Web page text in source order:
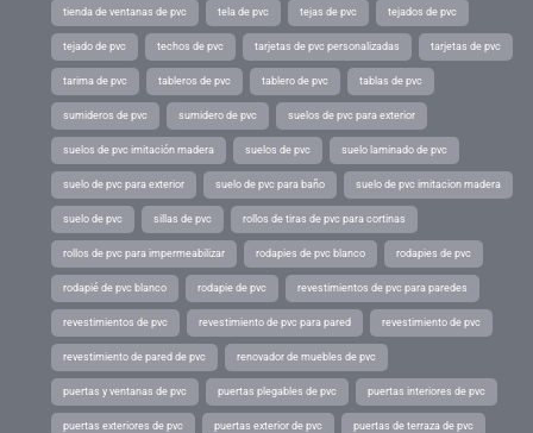
tienda de ventanas de pvc tela de pvc tejas de pvc tejados de pvc
tejado de pvc techos de pvc tarjetas de pvc personalizadas tarjetas de pvc
tarima de pvc tableros de pvc tablero de pvc tablas de pvc
sumideros de pvc sumidero de pvc suelos de pvc para exterior
suelos de pvc imitación madera suelos de pvc suelo laminado de pvc
suelo de pvc para exterior suelo de pvc para baño suelo de pvc imitacion madera
suelo de pvc sillas de pvc rollos de tiras de pvc para cortinas
rollos de pvc para impermeabilizar rodapies de pvc blanco rodapies de pvc
rodapié de pvc blanco rodapie de pvc revestimientos de pvc para paredes
revestimientos de pvc revestimiento de pvc para pared revestimiento de pvc
revestimiento de pared de pvc renovador de muebles de pvc
puertas y ventanas de pvc puertas plegables de pvc puertas interiores de pvc
puertas exteriores de pvc puertas exterior de pvc puertas de terraza de pvc